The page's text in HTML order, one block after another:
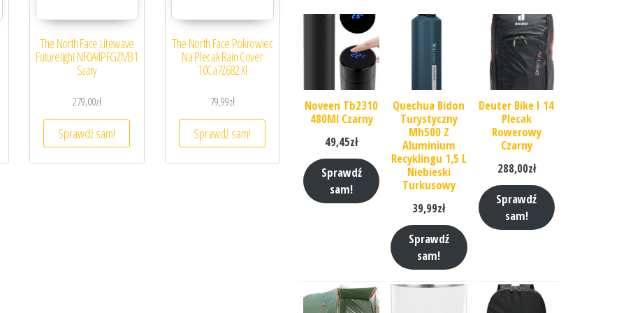
The North Face Litewave
Futurelight NF0A4PFGZM31
Szary
279,00zł
Sprawdź sam!
The North Face Pokrowiec
Na Plecak Rain Cover
T0Ca7Z682 Xl
79,99zł
Sprawdź sam!
Noveen Tb2310
480Ml Czarny
49,45zł
Sprawdź
sam!
Quechua Bidon
Turystyczny
Mh500 Z
Aluminium
Recyklingu 1,5 L
Niebieski
Turkusowy
39,99zł
Sprawdź
sam!
Deuter Bike I 14
Plecak
Rowerowy
Czarny
288,00zł
Sprawdź
sam!